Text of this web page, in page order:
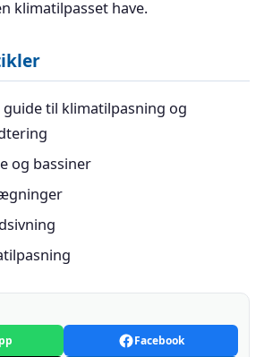
klimatilpasset have.
til klimatilpasning og
og bassiner
Facebook